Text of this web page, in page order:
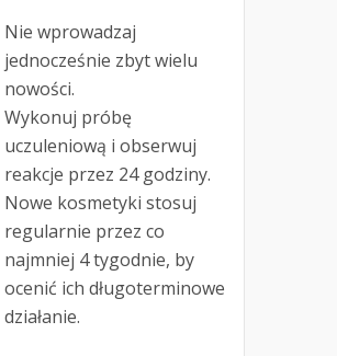
Nie wprowadzaj
jednocześnie zbyt wielu
nowości.
Wykonuj próbę
uczuleniową i obserwuj
reakcje przez 24 godziny.
Nowe kosmetyki stosuj
regularnie przez co
najmniej 4 tygodnie, by
ocenić ich długoterminowe
działanie.